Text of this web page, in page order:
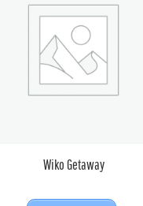
Wiko Getaway